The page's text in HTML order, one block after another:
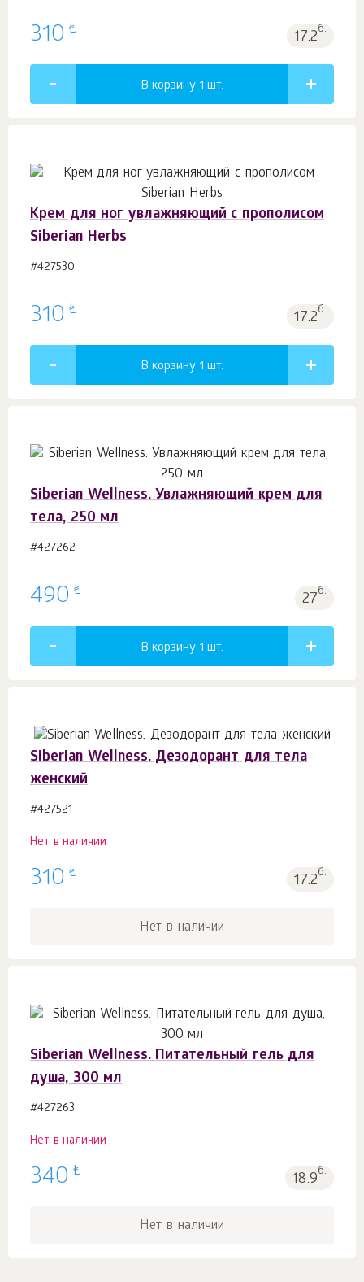
310 ₺ 17.2б.
В корзину 1 шт.
Крем для ног увлажняющий с прополисом
Siberian Herbs
#427530
310 ₺ 17.2б.
В корзину 1 шт.
Siberian Wellness. Увлажняющий крем для
тела, 250 мл
#427262
490 ₺ 27б.
В корзину 1 шт.
Siberian Wellness. Дезодорант для тела
женский
#427521
Нет в наличии
310 ₺ 17.2б.
Нет в наличии
Siberian Wellness. Питательный гель для
душа, 300 мл
#427263
Нет в наличии
340 ₺ 18.9б.
Нет в наличии